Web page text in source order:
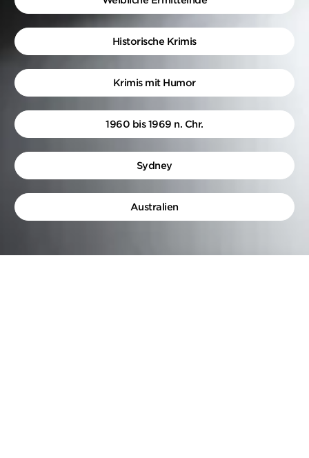
Historische Krimis
Krimis mit Humor
1960 bis 1969 n. Chr.
Sydney
Australien